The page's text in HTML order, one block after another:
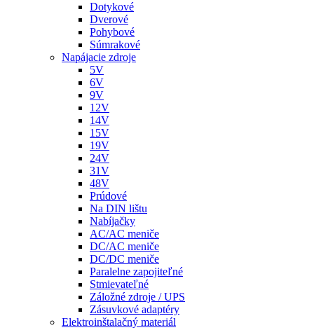
Dotykové
Dverové
Pohybové
Súmrakové
Napájacie zdroje
5V
6V
9V
12V
14V
15V
19V
24V
31V
48V
Prúdové
Na DIN lištu
Nabíjačky
AC/AC meniče
DC/AC meniče
DC/DC meniče
Paralelne zapojiteľné
Stmievateľné
Záložné zdroje / UPS
Zásuvkové adaptéry
Elektroinštalačný materiál